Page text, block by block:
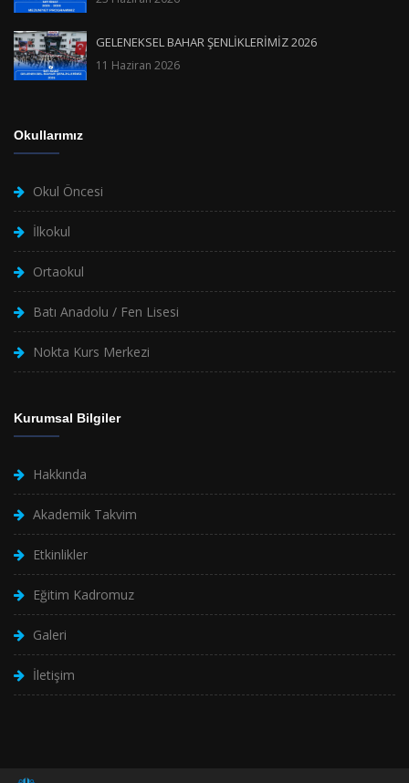
GELENEKSEL BAHAR ŞENLİKLERİMİZ 2026
11 Haziran 2026
Okullarımız
Okul Öncesi
İlkokul
Ortaokul
Batı Anadolu / Fen Lisesi
Nokta Kurs Merkezi
Kurumsal Bilgiler
Hakkında
Akademik Takvim
Etkinlikler
Eğitim Kadromuz
Galeri
İletişim